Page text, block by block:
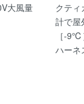
大風量
クティ
計で屋
［-
ハーネ